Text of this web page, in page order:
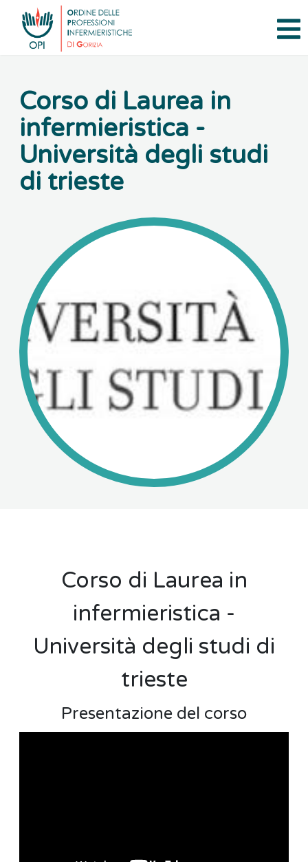
Corso di Laurea in
infermieristica -
Università degli studi
di trieste
Corso di Laurea in
infermieristica -
Università degli studi di
trieste
Presentazione del corso